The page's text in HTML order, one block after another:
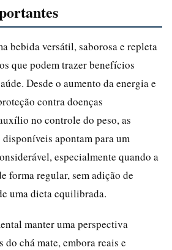
bebida versátil, saborosa e repleta
que podem trazer benefícios
Desde o aumento da energia e
contra doenças
no controle do peso, as
apontam para um
especialmente quando a
forma regular, sem adição de
uma dieta equilibrada.
manter uma perspectiva
chá mate, embora reais e